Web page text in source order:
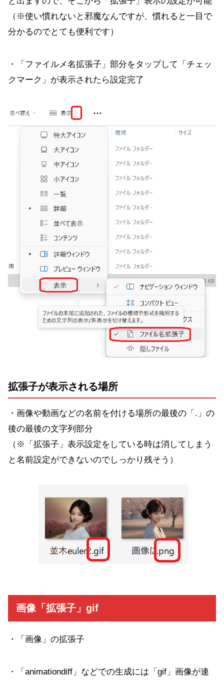
（※使い慣れないと邪魔なんですが、慣れると一目で
分かるのでとても便利です）
・「ファイルメ名拡張子」部分をタップして「チェッ
クマーク」が表示されたら設定完了
拡張子が表示される場所
・画像や動画などの名前を付ける場所の最後の「.」の
後の最後の文字列部分
（※「拡張子」表示設定をしている時は消してしまう
と名前設定ができないのでしっかり残そう）
画像「拡張子」gif
・「画像」の拡張子
・「animationdiff」などでの生成には「gif」画像が連